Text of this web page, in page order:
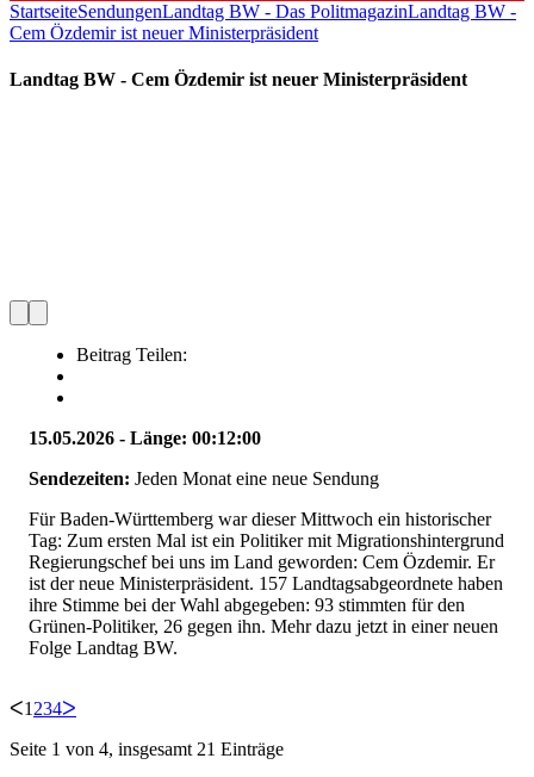
StartseiteSendungenLandtag BW - Das PolitmagazinLandtag BW -
Cem Özdemir ist neuer Ministerpräsident
Landtag BW - Cem Özdemir ist neuer Ministerpräsident
Beitrag Teilen:
15.05.2026 - Länge: 00:12:00
Sendezeiten: Jeden Monat eine neue Sendung
Für Baden-Württemberg war dieser Mittwoch ein historischer
Tag: Zum ersten Mal ist ein Politiker mit Migrationshintergrund
Regierungschef bei uns im Land geworden: Cem Özdemir. Er
ist der neue Ministerpräsident. 157 Landtagsabgeordnete haben
ihre Stimme bei der Wahl abgegeben: 93 stimmten für den
Grünen-Politiker, 26 gegen ihn. Mehr dazu jetzt in einer neuen
Folge Landtag BW.
ᐸ1 234ᐳ
Seite 1 von 4, insgesamt 21 Einträge